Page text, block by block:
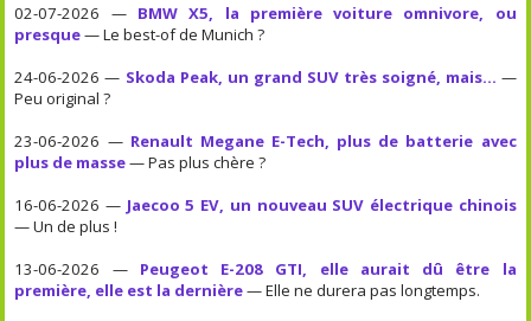
02-07-2026 — BMW X5, la première voiture omnivore, ou
presque— Le best-of de Munich ?
24-06-2026 — Skoda Peak, un grand SUV très soigné, mais... —
Peu original ?
23-06-2026 — Renault Megane E-Tech, plus de batterie avec
plus de masse— Pas plus chère ?
16-06-2026 — Jaecoo 5 EV, un nouveau SUV électrique chinois
— Un de plus !
13-06-2026 — Peugeot E-208 GTI, elle aurait dû être la
première, elle est la dernière— Elle ne durera pas longtemps.